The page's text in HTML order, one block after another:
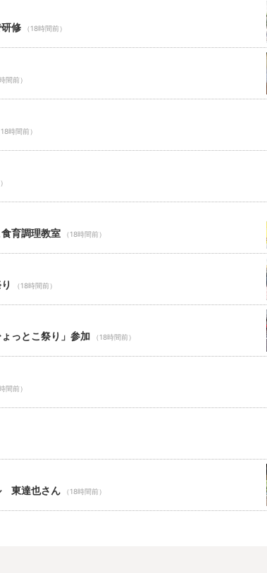
修 （18時間前）
間前）
18時間前）
育調理教室 （18時間前）
（18時間前）
っとこ祭り」参加 （18時間前）
間前）
東達也さん （18時間前）